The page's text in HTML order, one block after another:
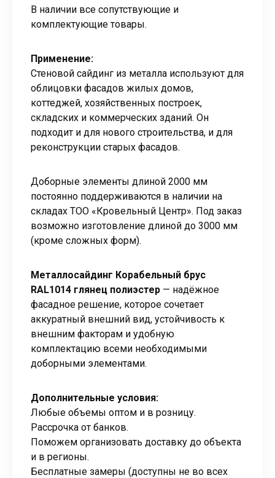
В наличии все сопутствующие и
комплектующие товары.
Применение:
Стеновой сайдинг из металла используют для
облицовки фасадов жилых домов,
коттеджей, хозяйственных построек,
складских и коммерческих зданий. Он
подходит и для нового строительства, и для
реконструкции старых фасадов.
Доборные элементы длиной 2000 мм
постоянно поддерживаются в наличии на
складах ТОО «Кровельный Центр». Под заказ
возможно изготовление длиной до 3000 мм
(кроме сложных форм).
Металлосайдинг Корабельный брус
RAL1014 глянец полиэстер — надёжное
фасадное решение, которое сочетает
аккуратный внешний вид, устойчивость к
внешним факторам и удобную
комплектацию всеми необходимыми
доборными элементами.
Дополнительные условия:
Любые объемы оптом и в розницу.
Рассрочка от банков.
Поможем организовать доставку до объекта
и в регионы.
Бесплатные замеры (доступны не во всех